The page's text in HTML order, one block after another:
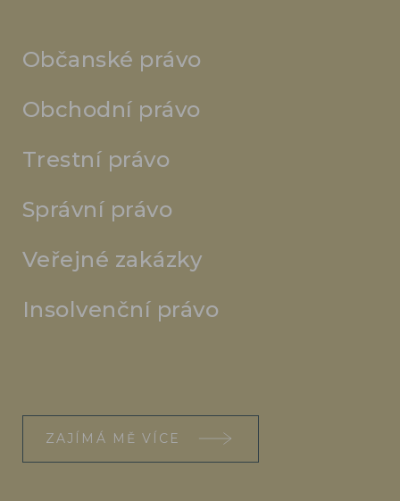
Občanské právo
Obchodní právo
Trestní právo
Správní právo
Veřejné zakázky
Insolvenční právo
ZAJÍMÁ MĚ VÍCE